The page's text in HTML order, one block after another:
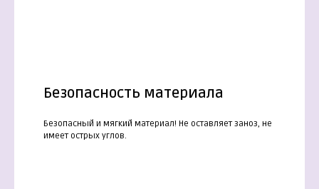
Безопасность материала
Безопасный и мягкий материал! Не оставляет заноз, не
имеет острых углов.